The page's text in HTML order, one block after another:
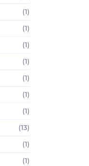
(1)
(1)
(1)
(1)
(1)
(1)
(1)
(13)
(1)
(1)